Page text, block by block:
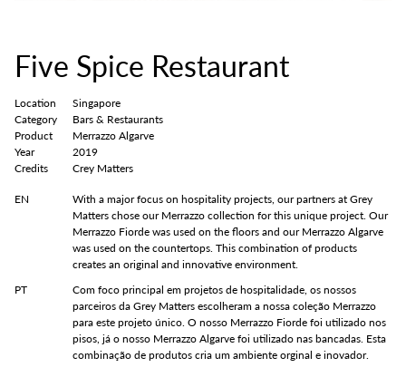
Five Spice Restaurant
Location
Singapore
Category
Bars & Restaurants
Product
Merrazzo Algarve
Year
2019
Credits
Crey Matters
EN
With a major focus on hospitality projects, our partners at Grey
Matters chose our Merrazzo collection for this unique project. Our
Merrazzo Fiorde was used on the floors and our Merrazzo Algarve
was used on the countertops. This combination of products
creates an original and innovative environment.
PT
Com foco principal em projetos de hospitalidade, os nossos
parceiros da Grey Matters escolheram a nossa coleção Merrazzo
para este projeto único. O nosso Merrazzo Fiorde foi utilizado nos
pisos, já o nosso Merrazzo Algarve foi utilizado nas bancadas. Esta
combinação de produtos cria um ambiente orginal e inovador.